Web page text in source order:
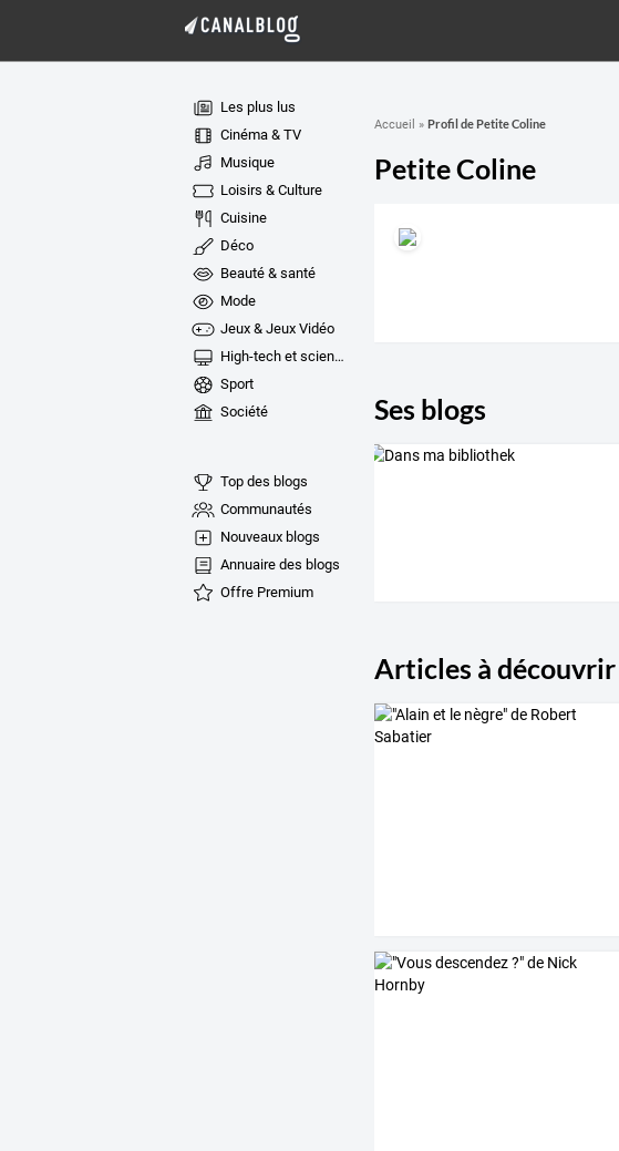
Les plus lus
Cinéma & TV
Musique
Loisirs & Culture
Cuisine
Déco
Beauté & santé
Mode
Jeux & Jeux Vidéo
High-tech et sciences
Sport
Société
Top des blogs
Communautés
Nouveaux blogs
Annuaire des blogs
Offre Premium
Accueil » Profil de Petite Coline
Petite Coline
Ses blogs
Articles à découvrir